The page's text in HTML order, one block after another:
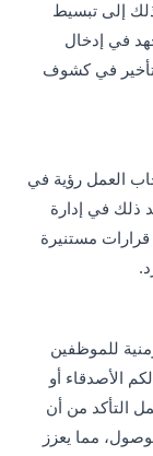
إلى تبسيط
في إدخال
في كشوف
العمل رؤية في
ذلك في إدارة
قرارات مستنيرة
للموظفين
الأصدقاء أو
التأكد من أن
مما يعزز